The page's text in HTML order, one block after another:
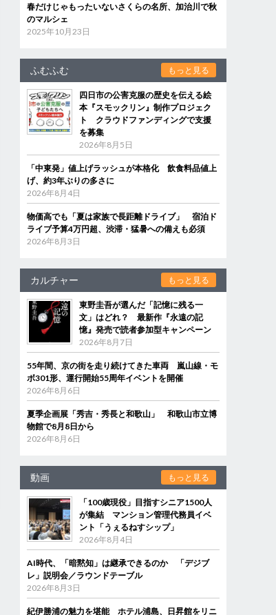
春だけじゃもったいないさくらの名所、加治川で秋
のマルシェ
2025年10月23日
ふむふむ もっと見る
四日市の公害克服の歴史を伝える絵
本『スモックリン』制作プロジェク
ト クラウドファンディングで支援
を募集
2026年8月5日
「中東発」値上げラッシュが本格化 飲食料品値上
げ、約3年ぶりの多さに
2026年8月4日
物価高でも「夏は家族で長距離ドライブ」 宿泊ド
ライブ予算4万円超、渋滞・猛暑への備えも必須
2026年8月3日
カルチャー もっと見る
東野圭吾が選んだ「記憶に残る一
文」はどれ？ 最新作『永遠の記
憶』発売で読者参加型キャンペーン
2026年8月7日
55年間、京の街を走り続けてきた車両 嵐山線・モ
ボ301形、運行開始55周年イベントを開催
2026年8月6日
夏季企画展「秀吉・秀長と和歌山」 和歌山市立博
物館で8月8日から
2026年8月6日
動画 もっと見る
「100歳現役」目指すシニア1500人
が集結 マンション管理代務員イベ
ント「うぇるねすシップ」
2026年8月4日
AI時代、「暗黙知」は継承できるのか 「デジブ
レ」説明会／ラウンドテーブル
2026年8月3日
紀伊勝浦の魅力を堪能 ホテル浦島、日昇館をリニ